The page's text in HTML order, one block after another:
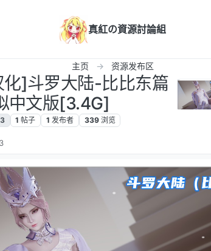
真紅の資源討論組
主页 资源发布区
]斗罗大陆-比比东篇
中文版[3.4G]
1 帖子 1 发布者 339 浏览